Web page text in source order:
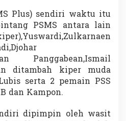
Plus) sendiri waktu itu
PSMS antara lain
Panggabean,Ismail
ditambah kiper muda
serta 2 pemain PSS
dan Kampon.
dipimpin oleh wasit